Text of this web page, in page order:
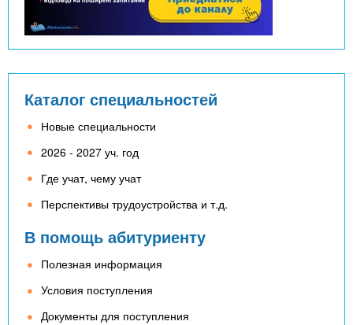
Каталог специальностей
Новые специальности
2026 - 2027 уч. год
Где учат, чему учат
Перспективы трудоустройства и т.д.
В помощь абитуриенту
Полезная информация
Условия поступления
Документы для поступления